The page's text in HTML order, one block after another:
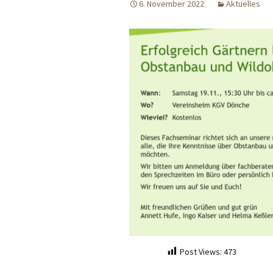
Bildergalerie
6. November 2022 Aktuelles
Post Views: 473